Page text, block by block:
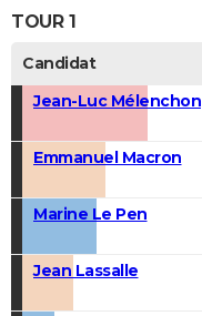
TOUR 1
Candidat
Jean-Luc Mélenchon
Emmanuel Macron
Marine Le Pen
Jean Lassalle